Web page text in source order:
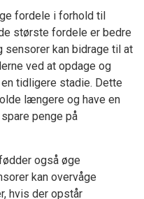
fordele i forhold til
største fordele er bedre
sensorer kan bidrage til at
ved at opdage og
tidligere stadie. Dette
længere og have en
penge på
også øge
kan overvåge
hvis der opstår